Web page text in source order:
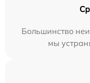
Большинство
мы